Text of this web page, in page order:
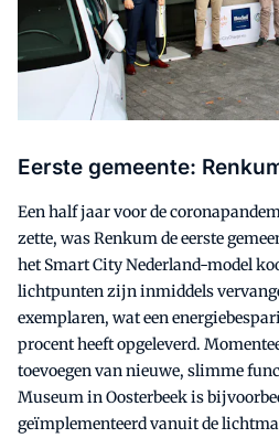
Eerste gemeente:
Een half jaar voor de
zette, was Renkum de eerste
het Smart City Nederland-model
lichtpunten zijn inmiddels
exemplaren, wat een
procent heeft opgeleverd.
toevoegen van nieuwe, slimme
Museum in Oosterbeek is
geïmplementeerd vanuit de